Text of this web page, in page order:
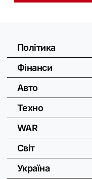
Політика
Фінанси
Авто
Техно
WAR
Світ
Україна